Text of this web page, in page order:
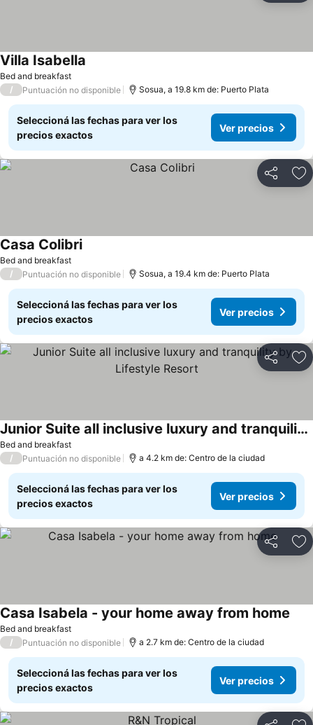
Bed and breakfast
Villa Isabella
/ Puntuación no disponible Sosua, a 19.8 km de: Puerto Plata
Seleccioná las fechas para ver los
precios exactos
Ver precios
Compartir
Bed and breakfast
Casa Colibri
/ Puntuación no disponible Sosua, a 19.4 km de: Puerto Plata
Seleccioná las fechas para ver los
precios exactos
Ver precios
Compartir
Bed and breakfast
Junior Suite all inclusive luxury and tranquility by Lifestyle Resort
/ Puntuación no disponible a 4.2 km de: Centro de la ciudad
Seleccioná las fechas para ver los
precios exactos
Ver precios
Compartir
Bed and breakfast
Casa Isabela - your home away from home
/ Puntuación no disponible a 2.7 km de: Centro de la ciudad
Seleccioná las fechas para ver los
precios exactos
Ver precios